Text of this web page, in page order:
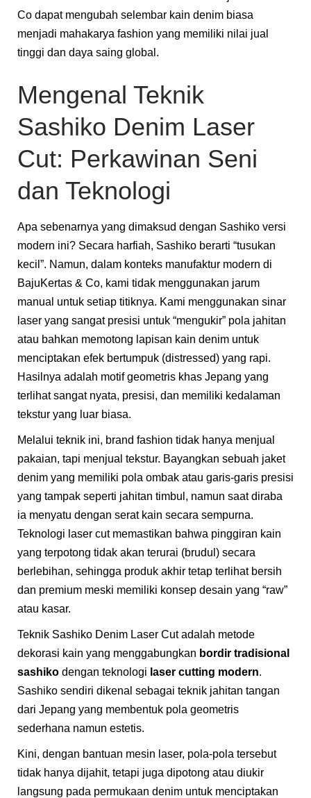
Co dapat mengubah selembar kain denim biasa
menjadi mahakarya fashion yang memiliki nilai jual
tinggi dan daya saing global.
Mengenal Teknik
Sashiko Denim Laser
Cut: Perkawinan Seni
dan Teknologi
Apa sebenarnya yang dimaksud dengan Sashiko versi
modern ini? Secara harfiah, Sashiko berarti “tusukan
kecil”. Namun, dalam konteks manufaktur modern di
BajuKertas & Co, kami tidak menggunakan jarum
manual untuk setiap titiknya. Kami menggunakan sinar
laser yang sangat presisi untuk “mengukir” pola jahitan
atau bahkan memotong lapisan kain denim untuk
menciptakan efek bertumpuk (distressed) yang rapi.
Hasilnya adalah motif geometris khas Jepang yang
terlihat sangat nyata, presisi, dan memiliki kedalaman
tekstur yang luar biasa.
Melalui teknik ini, brand fashion tidak hanya menjual
pakaian, tapi menjual tekstur. Bayangkan sebuah jaket
denim yang memiliki pola ombak atau garis-garis presisi
yang tampak seperti jahitan timbul, namun saat diraba
ia menyatu dengan serat kain secara sempurna.
Teknologi laser cut memastikan bahwa pinggiran kain
yang terpotong tidak akan terurai (brudul) secara
berlebihan, sehingga produk akhir tetap terlihat bersih
dan premium meski memiliki konsep desain yang “raw”
atau kasar.
Teknik Sashiko Denim Laser Cut adalah metode
dekorasi kain yang menggabungkan bordir tradisional
sashiko dengan teknologi laser cutting modern.
Sashiko sendiri dikenal sebagai teknik jahitan tangan
dari Jepang yang membentuk pola geometris
sederhana namun estetis.
Kini, dengan bantuan mesin laser, pola-pola tersebut
tidak hanya dijahit, tetapi juga dipotong atau diukir
langsung pada permukaan denim untuk menciptakan